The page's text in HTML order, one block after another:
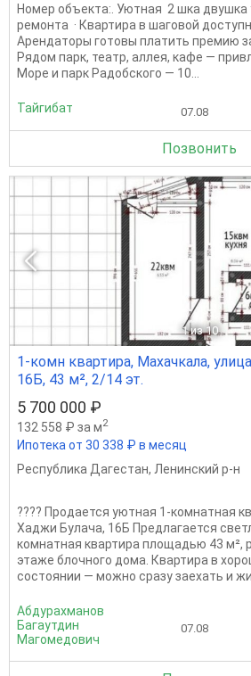
Номер объекта:. Уютная 2 шка двушка
ремонта · Квартира в шаговой
Арендаторы готовы платить премию
Рядом парк, театр, аллея, кафе —
Море и парк Радобского — 10...
Тайгибат 07.08
Позвонить
1 из 10
1-комн квартира, Махачкала,
16Б, 43 м², 2/14 эт.
5 700 000 ₽
132 558 ₽ за м2
Ипотека от 30 338 ₽ в месяц
Республика Дагестан, Ленинский р-н
???? Продается уютная 1-комнатная
Хаджи Булача, 16Б Предлагается
комнатная квартира площадью 43 м²,
этаже блочного дома. Квартира в
состоянии — можно сразу заехать и
Абдурахманов
Багаутдин
Магомедович
07.08